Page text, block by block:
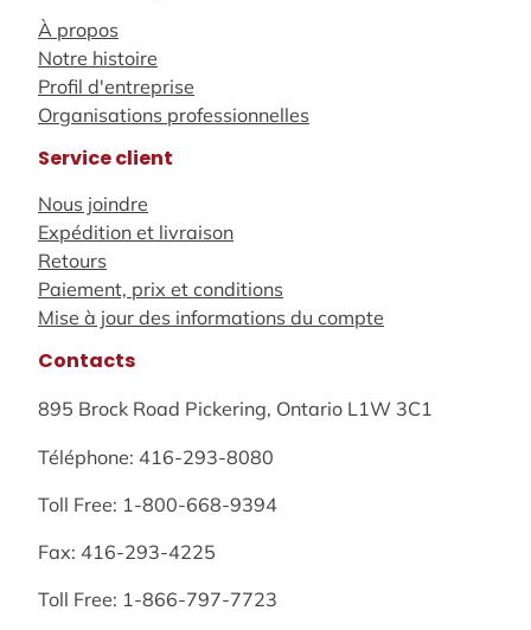
À propos
Notre histoire
Profil d'entreprise
Organisations professionnelles
Service client
Nous joindre
Expédition et livraison
Retours
Paiement, prix et conditions
Mise à jour des informations du compte
Contacts
895 Brock Road Pickering, Ontario L1W 3C1
Téléphone: 416-293-8080
Toll Free: 1-800-668-9394
Fax: 416-293-4225
Toll Free: 1-866-797-7723